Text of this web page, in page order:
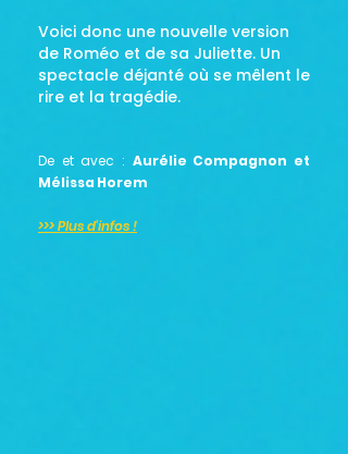
Voici donc une nouvelle version
de Roméo et de sa Juliette. Un
spectacle déjanté où se mêlent le
rire et la tragédie.
De et avec : Aurélie Compagnon et
Mélissa Horem
>>> Plus d'infos !